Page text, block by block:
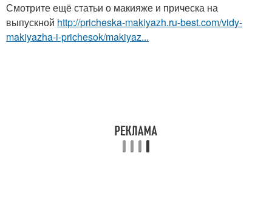
Смотрите ещё статьи о макияже и прическа на
выпускной http://pricheska-makiyazh.ru-best.com/vidy-
makiyazha-i-prichesok/makiyaz...